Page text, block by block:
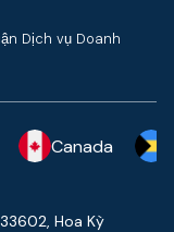
Dịch vụ Doanh
Canada
Hoa Kỳ